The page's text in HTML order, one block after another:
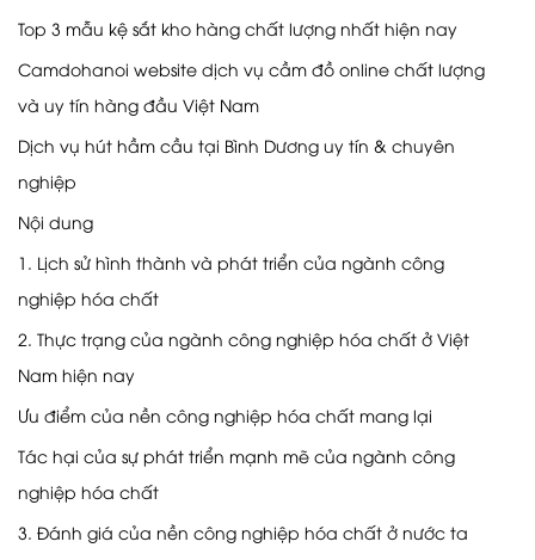
Top 3 mẫu kệ sắt kho hàng chất lượng nhất hiện nay
Camdohanoi website dịch vụ cầm đồ online chất lượng
và uy tín hàng đầu Việt Nam
Dịch vụ hút hầm cầu tại Bình Dương uy tín & chuyên
nghiệp
Nội dung
1. Lịch sử hình thành và phát triển của ngành công
nghiệp hóa chất
2. Thực trạng của ngành công nghiệp hóa chất ở Việt
Nam hiện nay
Ưu điểm của nền công nghiệp hóa chất mang lại
Tác hại của sự phát triển mạnh mẽ của ngành công
nghiệp hóa chất
3. Đánh giá của nền công nghiệp hóa chất ở nước ta